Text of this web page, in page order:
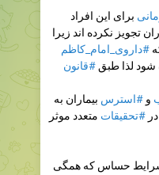
برای این افراد
تجویز نکرده اند زیرا
#داروی_امام_کاظم
شود لذا طبق #قانون
و#استرس بیماران به
#تحقیقات متعدد موثر
حساس که همگی